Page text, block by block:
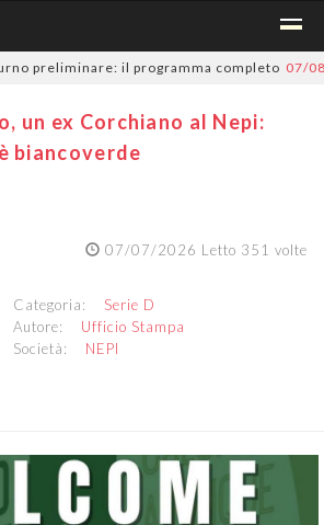
il programma completo 07/08/
un ex Corchiano al Nepi:
biancoverde
07/07/2026 Letto 351 volte
Categoria: Serie D
Autore: Ufficio Stampa
Società: NEPI